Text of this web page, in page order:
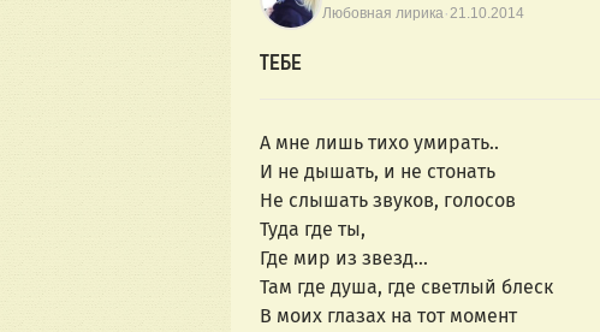
Любовная лирика·21.10.2014
ТЕБЕ
А мне лишь тихо умирать..
И не дышать, и не стонать
Не слышать звуков, голосов
Туда где ты,
Где мир из звезд…
Там где душа, где светлый блеск
В моих глазах на тот момент